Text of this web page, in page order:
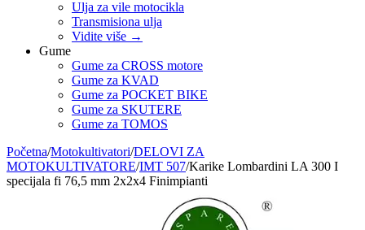
Ulja za vile motocikla
Transmisiona ulja
Vidite više →
Gume
Gume za CROSS motore
Gume za KVAD
Gume za POCKET BIKE
Gume za SKUTERE
Gume za TOMOS
Početna/Motokultivatori/DELOVI ZA
MOTOKULTIVATORE/IMT 507/Karike Lombardini LA 300 I
specijala fi 76,5 mm 2x2x4 Finimpianti